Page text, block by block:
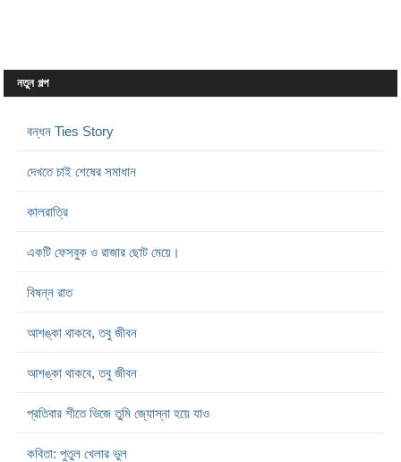
নতুন গল্প
বন্ধন Ties Story
দেখতে চাই শেষের সমাধান
কালরাত্রি
একটি ফেসবুক ও রাজার ছোট মেয়ে।
বিষন্ন রাত
আশঙ্কা থাকবে, তবু জীবন
আশঙ্কা থাকবে, তবু জীবন
প্রতিবার শীতে ভিজে তুমি জ্যোস্না হয়ে যাও
কবিতা: পুতুল খেলার ভুল